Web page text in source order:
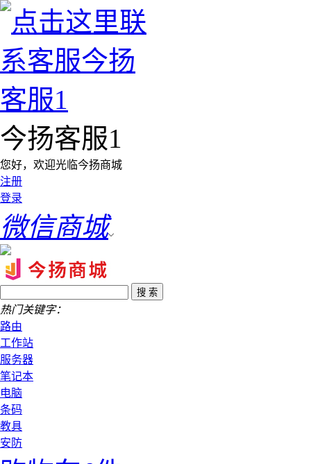
今扬客服1
您好，欢迎光临今扬商城
注册
登录
微信商城
热门关键字：
路由
工作站
服务器
笔记本
电脑
条码
教具
安防